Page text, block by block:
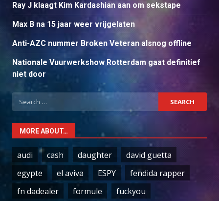
Ray J klaagt Kim Kardashian aan om sekstape
Max B na 15 jaar weer vrijgelaten
Anti-AZC nummer Broken Veteran alsnog offline
Nationale Vuurwerkshow Rotterdam gaat definitief
niet door
Search
for:
MORE ABOUT…
audi cash daughter
david guetta
egypte
el aviva ESPY
fendida rapper
fn dadealer
formule
fuckyou